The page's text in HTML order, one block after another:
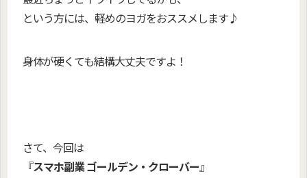
という方には、 軽めのヨガをおススメします♪
身体が硬くても結構大丈夫ですよ！
さて、今回は
『スマホ副業 ゴールデン・クローバー』